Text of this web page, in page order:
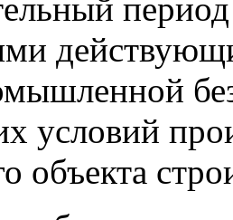
период
условий
объекта